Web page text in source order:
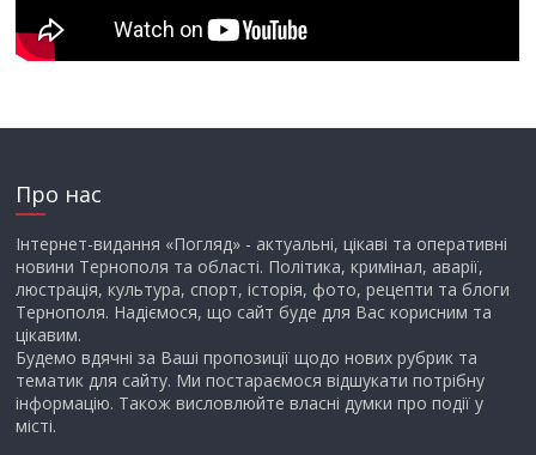
Про нас
Інтернет-видання «Погляд» - актуальні, цікаві та оперативні
новини Тернополя та області. Політика, кримінал, аварії,
люстрація, культура, спорт, історія, фото, рецепти та блоги
Тернополя. Надіємося, що сайт буде для Вас корисним та
цікавим.
Будемо вдячні за Ваші пропозиції щодо нових рубрик та
тематик для сайту. Ми постараємося відшукати потрібну
інформацію. Також висловлюйте власні думки про події у
місті.